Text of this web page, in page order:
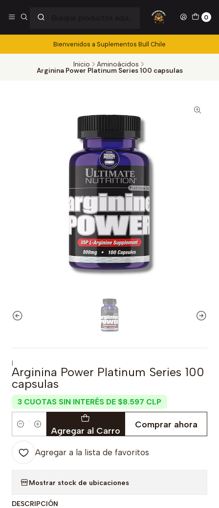
0
Bienvenidos a Suplementos Bull Chile
Inicio Aminoácidos
Arginina Power Platinum Series 100 capsulas
|
Arginina Power Platinum Series 100
capsulas
3 CUOTAS SIN INTERÉS DE $8.597 CLP
Cantidad Agregar al Carro
Comprar ahora
Agregar a la lista de favoritos
Mostrar stock de ubicaciones
DESCRIPCIÓN